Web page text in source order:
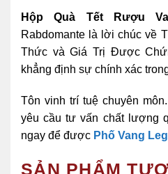
Hộp Quà Tết Rượu
Rabdomante là lời chúc về
Thức và Giá Trị Được
khẳng định sự chính xác
Tôn vinh trí tuệ chuyên
yêu cầu tư vấn chất lượng
ngay để được Phố Vang
SẢN PHẨM